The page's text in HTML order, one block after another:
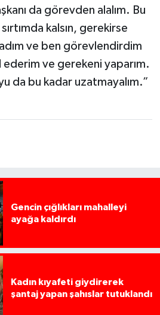
da görevden alalım. Bu
kalsın, gerekirse
ve ben görevlendirdim
ederim ve gerekeni yaparım.
da bu kadar uzatmayalım.”
Gencin çığlıkları mahalleyi
ayağa kaldırdı
Kadın kıyafeti giydirerek
şantaj yapan şahıslar tutuklandı